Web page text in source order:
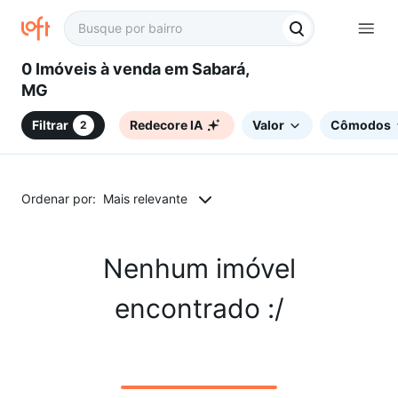
0 Imóveis à venda em Sabará,
MG
Filtrar 2 Redecore IA Valor Cômodos
Ordenar por: Mais relevante
Nenhum imóvel
encontrado :/